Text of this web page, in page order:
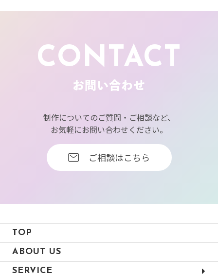
CONTACT
お問い合わせ
制作についてのご質問・ご相談など、
お気軽にお問い合わせください。
ご相談はこちら
TOP
ABOUT US
SERVICE